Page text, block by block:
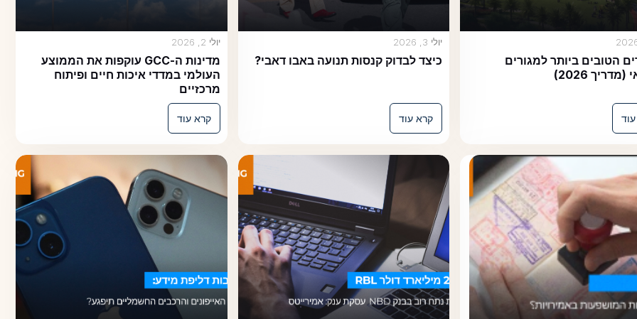
ביותר למגורים
כיצד לבדוק קנסות תנועה באבו דאבי?
קרא עוד
מדינות ה-GCC עוקפות את הממוצע
העולמי במדדי איכות חיים ופיתוח
מרכזיים
קרא עוד